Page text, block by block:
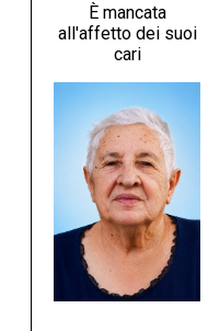
È mancata
all'affetto dei suoi
cari